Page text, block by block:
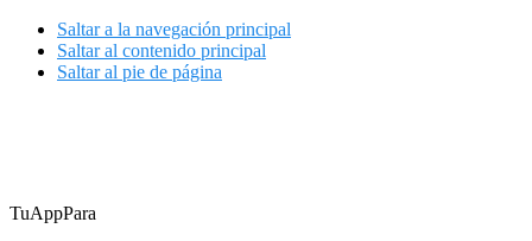
Saltar a la navegación principal
Saltar al contenido principal
Saltar al pie de página
TuAppPara